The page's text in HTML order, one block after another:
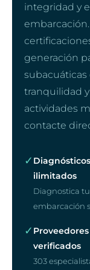
integridad y
generación
subacuáticas
tranquilidad
actividades
contacte
✓ Diagnósticos
ilimitados
Diagnostica tu
embarcación
✓ Proveedores
verificados
303